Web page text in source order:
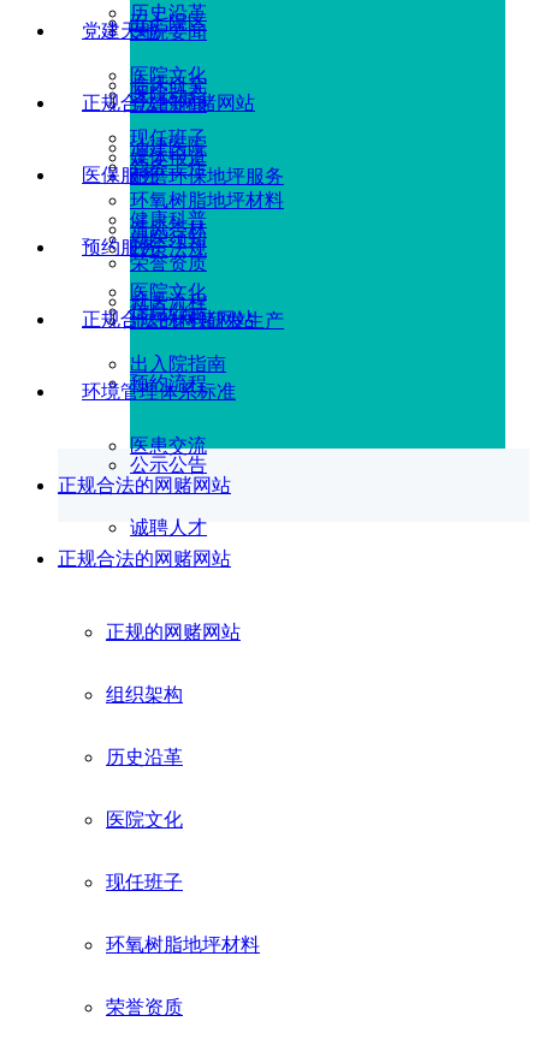
历史沿革
医院文化
现任班子
环氧树脂地坪材料
荣誉资质
五七院区
临床研究
油建医院
医院要闻
医院动态
媒体报道
健康科普
党建天地
党建新闻
党务工作
清风杏林
医院文化
正规合法的网赌网站
耐磨环保地坪服务
就医须知
就医流程
出入院指南
医保服务
政策法规
信息公示
预约服务
地坪材料研发生产
预约流程
医患交流
正规合法的网赌网站
环境管理体系标准
公示公告
诚聘人才
正规合法的网赌网站
正规合法的网赌网站
正规的网赌网站
组织架构
历史沿革
医院文化
现任班子
环氧树脂地坪材料
荣誉资质